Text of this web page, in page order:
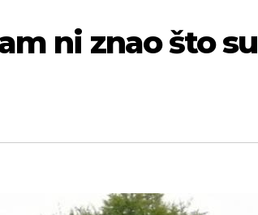
ni znao što su